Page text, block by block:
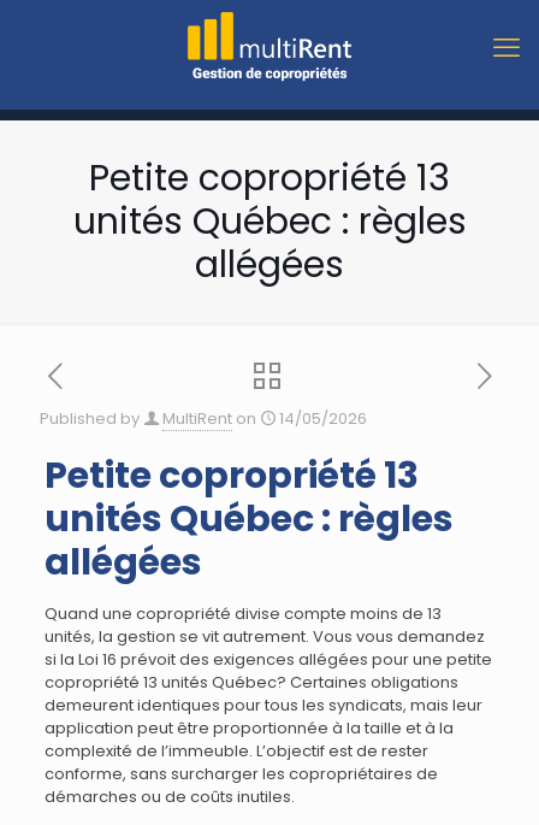
Petite copropriété 13
unités Québec : règles
allégées
Published by MultiRent on 14/05/2026
Petite copropriété 13
unités Québec : règles
allégées
Quand une copropriété divise compte moins de 13
unités, la gestion se vit autrement. Vous vous demandez
si la Loi 16 prévoit des exigences allégées pour une petite
copropriété 13 unités Québec? Certaines obligations
demeurent identiques pour tous les syndicats, mais leur
application peut être proportionnée à la taille et à la
complexité de l’immeuble. L’objectif est de rester
conforme, sans surcharger les copropriétaires de
démarches ou de coûts inutiles.